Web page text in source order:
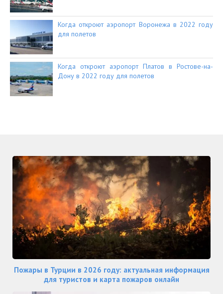
Когда откроют аэропорт Воронежа в 2022 году
для полетов
Когда откроют аэропорт Платов в Ростове-на-
Дону в 2022 году для полетов
Пожары в Турции в 2026 году: актуальная информация
для туристов и карта пожаров онлайн